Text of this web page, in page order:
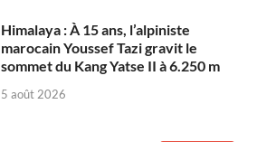
Himalaya : À 15 ans, l’alpiniste
marocain Youssef Tazi gravit le
sommet du Kang Yatse II à 6.250 m
5 août 2026